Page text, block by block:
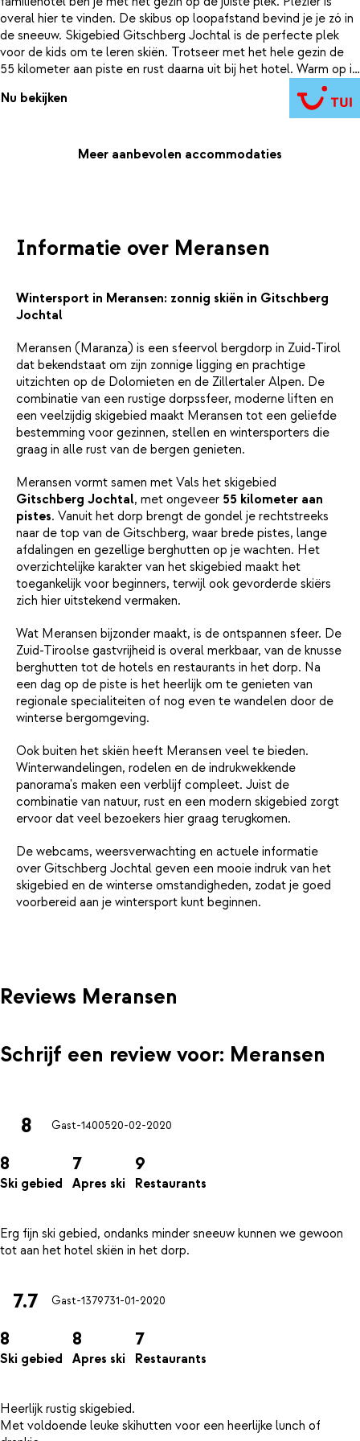
overal hier te vinden. De skibus op loopafstand bevind je je zó in
de sneeuw. Skigebied Gitschberg Jochtal is de perfecte plek
voor de kids om te leren skiën. Trotseer met het hele gezin de
55 kilometer aan piste en rust daarna uit bij het hotel. Warm op in
de spa of plons in het verwarmde zwembad. Laat de kids los in
de gameroom waar een Playstation, Wii en tafelvoetbaltafel op
hun wacht. En geen zorgen om het eten, want bij Family Home
Nu bekijken
Meer aanbevolen accommodaties
Informatie over Meransen
Wintersport in Meransen: zonnig skiën in Gitschberg
Jochtal
Meransen (Maranza) is een sfeervol bergdorp in Zuid-Tirol
dat bekendstaat om zijn zonnige ligging en prachtige
uitzichten op de Dolomieten en de Zillertaler Alpen. De
combinatie van een rustige dorpssfeer, moderne liften en
een veelzijdig skigebied maakt Meransen tot een geliefde
bestemming voor gezinnen, stellen en wintersporters die
graag in alle rust van de bergen genieten.
Meransen vormt samen met Vals het skigebied
Gitschberg Jochtal, met ongeveer 55 kilometer aan
pistes. Vanuit het dorp brengt de gondel je rechtstreeks
naar de top van de Gitschberg, waar brede pistes, lange
afdalingen en gezellige berghutten op je wachten. Het
overzichtelijke karakter van het skigebied maakt het
toegankelijk voor beginners, terwijl ook gevorderde skiërs
zich hier uitstekend vermaken.
Wat Meransen bijzonder maakt, is de ontspannen sfeer. De
Zuid-Tiroolse gastvrijheid is overal merkbaar, van de knusse
berghutten tot de hotels en restaurants in het dorp. Na
een dag op de piste is het heerlijk om te genieten van
regionale specialiteiten of nog even te wandelen door de
winterse bergomgeving.
Ook buiten het skiën heeft Meransen veel te bieden.
Winterwandelingen, rodelen en de indrukwekkende
panorama's maken een verblijf compleet. Juist de
combinatie van natuur, rust en een modern skigebied zorgt
ervoor dat veel bezoekers hier graag terugkomen.
De webcams, weersverwachting en actuele informatie
over Gitschberg Jochtal geven een mooie indruk van het
skigebied en de winterse omstandigheden, zodat je goed
voorbereid aan je wintersport kunt beginnen.
Reviews Meransen
Schrijf een review voor: Meransen
8 Gast-1400520-02-2020
8
Ski gebied
7
Apres ski
9
Restaurants
Erg fijn ski gebied, ondanks minder sneeuw kunnen we gewoon
7.7 Gast-1379731-01-2020
8
Ski gebied
8
Apres ski
7
Restaurants
Heerlijk rustig skigebied.
Met voldoende leuke skihutten voor een heerlijke lunch of